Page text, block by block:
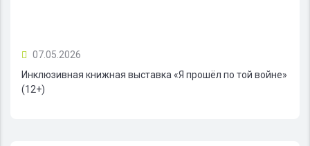
07.05.2026
Инклюзивная книжная выставка «Я прошёл по той войне»
(12+)